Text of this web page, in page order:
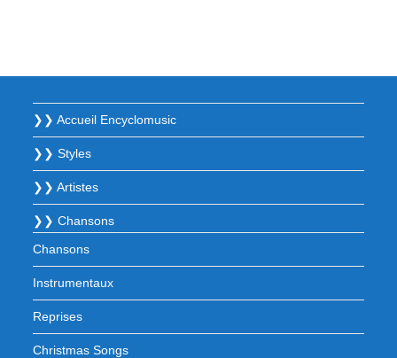
❯❯ Accueil Encyclomusic
❯❯ Styles
❯❯ Artistes
❯❯ Chansons
Chansons
Instrumentaux
Reprises
Christmas Songs